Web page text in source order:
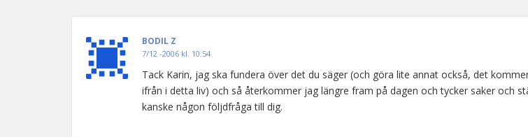
BODIL Z
7/12 -2006 kl. 10:54
Tack Karin, jag ska fundera över det du säger (och göra lite annat också, det
ifrån i detta liv) och så återkommer jag längre fram på dagen och tycker saker och
kanske någon följdfråga till dig.